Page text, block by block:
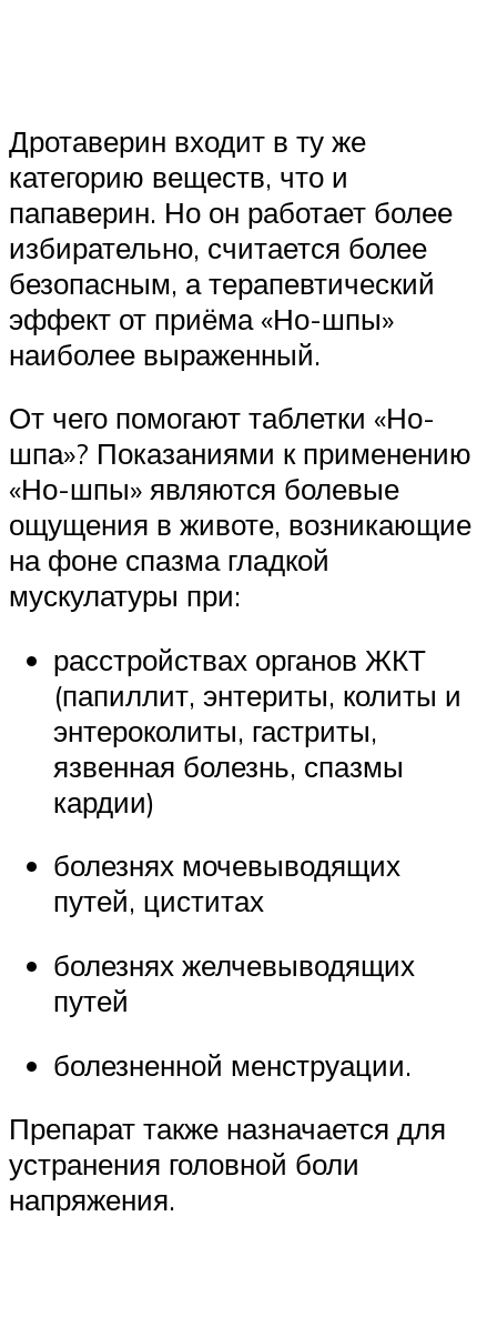
Дротаверин входит в ту же
категорию веществ, что и
папаверин. Но он работает более
избирательно, считается более
безопасным, а терапевтический
эффект от приёма «Но-шпы»
наиболее выраженный.
От чего помогают таблетки «Но-
шпа»? Показаниями к применению
«Но-шпы» являются болевые
ощущения в животе, возникающие
на фоне спазма гладкой
мускулатуры при:
расстройствах органов ЖКТ
(папиллит, энтериты, колиты и
энтероколиты, гастриты,
язвенная болезнь, спазмы
кардии)
болезнях мочевыводящих
путей, циститах
болезнях желчевыводящих
путей
болезненной менструации.
Препарат также назначается для
устранения головной боли
напряжения.